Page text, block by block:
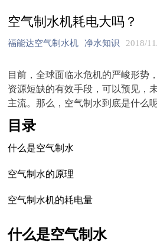
空气制水机耗电大吗？
福能达空气制水机 净水知识 2018/
目前，全球面临水危机的严峻形势
资源短缺的有效手段，可以预见，
主流。那么，空气制水到底是什么
目录
什么是空气制水
空气制水的原理
空气制水机的耗电量
什么是空气制水